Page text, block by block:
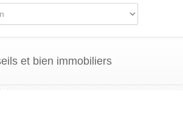
et bien immobiliers